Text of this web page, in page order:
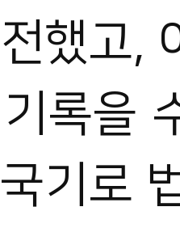
했고,
록을
기로